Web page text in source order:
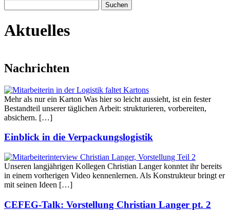
nach:
Aktuelles
Nachrichten
Mehr als nur ein Karton Was hier so leicht aussieht, ist ein fester
Bestandteil unserer täglichen Arbeit: strukturieren, vorbereiten,
absichern. […]
Einblick in die Verpackungslogistik
Unseren langjährigen Kollegen Christian Langer konntet ihr bereits
in einem vorherigen Video kennenlernen. Als Konstrukteur bringt er
mit seinen Ideen […]
CEFEG-Talk: Vorstellung Christian Langer pt. 2